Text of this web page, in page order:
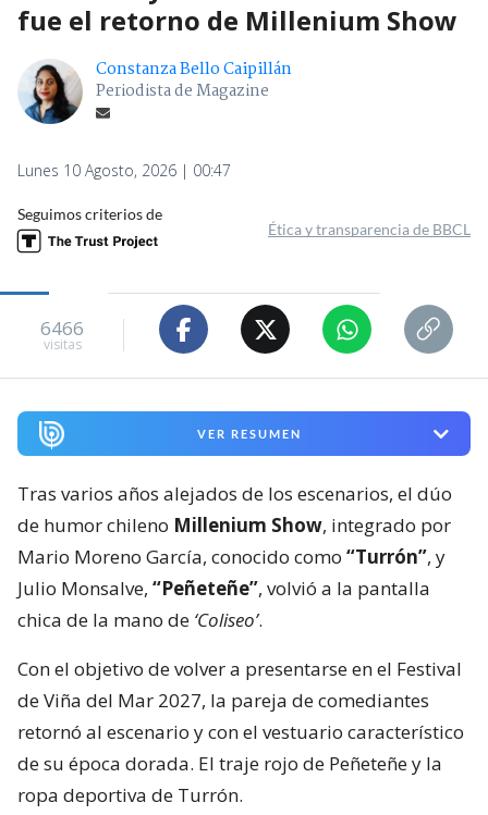
fue el retorno de Millenium Show
Constanza Bello Caipillán
Periodista de Magazine
Lunes 10 Agosto, 2026 | 00:47
Seguimos criterios de
Ética y transparencia de BBCL
6466
visitas
VER RESUMEN
Tras varios años alejados de los escenarios, el dúo
de humor chileno Millenium Show, integrado por
Mario Moreno García, conocido como “Turrón”, y
Julio Monsalve, “Peñeteñe”, volvió a la pantalla
chica de la mano de ‘Coliseo’.
Con el objetivo de volver a presentarse en el Festival
de Viña del Mar 2027, la pareja de comediantes
retornó al escenario y con el vestuario característico
de su época dorada. El traje rojo de Peñeteñe y la
ropa deportiva de Turrón.